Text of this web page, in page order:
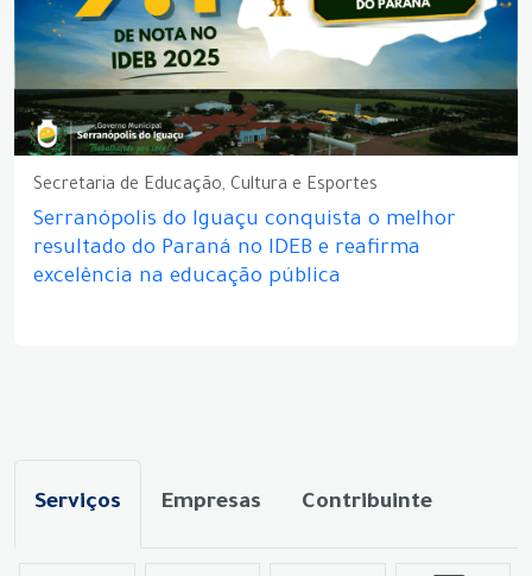
Secretaria de Educação, Cultura e Esportes
Serranópolis do Iguaçu conquista o melhor
resultado do Paraná no IDEB e reafirma
excelência na educação pública
Serviços Empresas Contribuinte